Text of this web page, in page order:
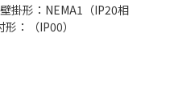
掛形：NEMA1（IP20相
：（IP00）